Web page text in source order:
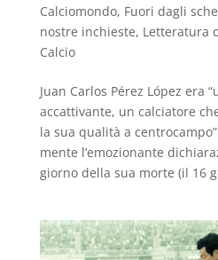
Calciomondo, Fuori dagli
nostre inchieste, Letteratura
Calcio
Juan Carlos Pérez López era
accattivante, un calciatore
la sua qualità a
mente l’emozionante
giorno della sua morte (il 16